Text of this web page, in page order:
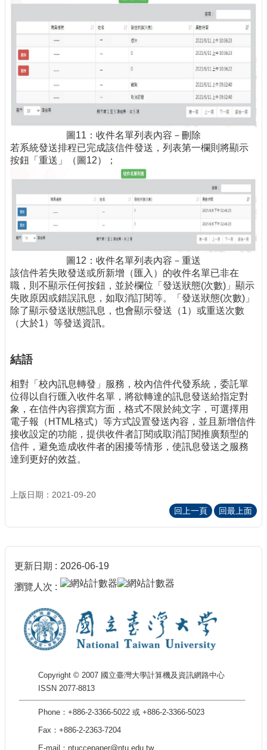
圖11：收件名單列表內容－刪除
若系統發送排程已完成該信件發送，列表第一欄則將顯示
按鈕「重送」（圖12）；
圖12：收件名單列表內容－重送
該信件若失敗發送或所新增（匯入）的收件名單已非在
職，則不顯示任何按鈕，並於欄位「發送狀態(次數)」顯示
失敗原因或錯誤訊息，如取消訂閱等。「發送狀態(次數)」
除了顯示發送狀態訊息，也會顯示發送（1）或重送次數
（大於1）等發送資訊。
結語
相對「校內訊息轉發」服務，校內信件代發系統，委託單
位得以自行匯入收件名單，將欲轉達的訊息發送給指定對
象，在信件內容撰寫方面，格式不限於純文字，可選擇用
電子報（HTML格式）等方式設置發送內容，並且新增信件
接收設定的功能，提供收件者訂閱或取消訂閱推廣類型的
信件，避免造成收件者的困擾等情形，使訊息發送之服務
達到更好的效益。
上版日期：2021-09-20
回上一頁
回最上面
更新日期 2026-06-19
瀏覽人次
Copyright © 2007 國立臺灣大學計算機及資訊網路中心
ISSN 2077-8813
Phone：+886-2-3366-5022 或 +886-2-3366-5023
Fax：+886-2-2363-7204
E-mail：ntuccepaper@ntu.edu.tw